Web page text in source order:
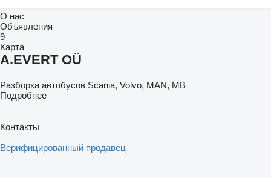
О нас
Объявления
9
Карта
A.EVERT OÜ
Разборка автобусов Scania, Volvo, MAN, MB
Подробнее
Контакты
Верифицированный продавец